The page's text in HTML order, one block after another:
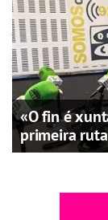
«O fin é
primeira